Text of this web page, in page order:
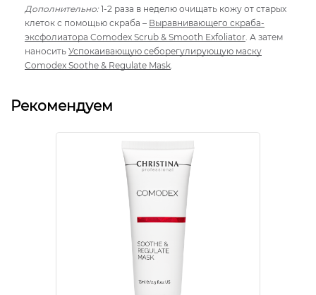
Дополнительно:1-2 раза в неделю очищать кожу от старых
клеток с помощью скраба – Выравнивающего скраба-
эксфолиатора Comodex Scrub & Smooth Exfoliator . А затем
наносить Успокаивающую себорегулирующую маску
Comodex Soothe & Regulate Mask
Рекомендуем